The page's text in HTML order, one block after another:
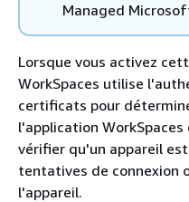
Managed
Lorsque vous activez
WorkSpaces utilise
certificats pour
l'application
vérifier qu'un appareil
tentatives de connexion
l'appareil.